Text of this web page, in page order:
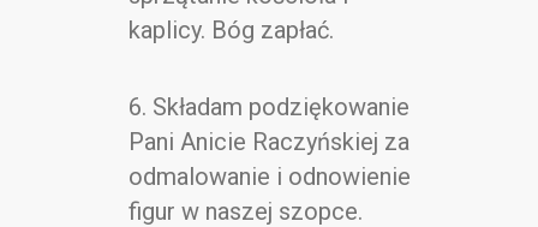
kaplicy. Bóg zapłać.
6. Składam podziękowanie
Pani Anicie Raczyńskiej za
odmalowanie i odnowienie
figur w naszej szopce.